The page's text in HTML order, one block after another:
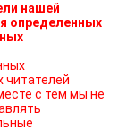
нашей
определенных
с тем мы не